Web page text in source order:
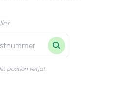
position vetja!